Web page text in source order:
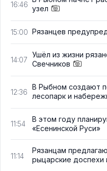
16:46 узел
15:00 Рязанцев
14:07
Ушёл из жизни
Свечников
12:36
В Рыбном создают
лесопарк и
11:54
В этом году
«Есенинской Руси»
11:14
Рязанцам
рыцарские